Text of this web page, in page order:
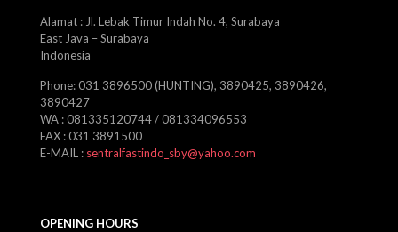
Alamat : Jl. Lebak Timur Indah No. 4, Surabaya
East Java – Surabaya
Indonesia
Phone: 031 3896500 (HUNTING), 3890425, 3890426,
3890427
WA : 081335120744 / 081334096553
FAX : 031 3891500
E-MAIL : sentralfastindo_sby@yahoo.com
OPENING HOURS